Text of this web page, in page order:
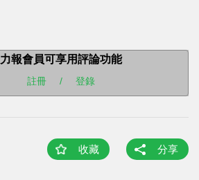
力報會員可享用評論功能
註冊 / 登錄
收藏 分享